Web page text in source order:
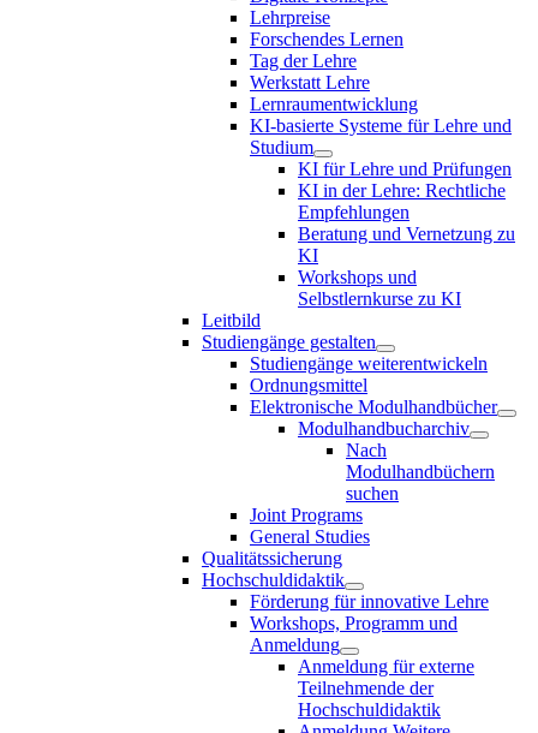
Lehrpreise
Forschendes Lernen
Tag der Lehre
Werkstatt Lehre
Lernraumentwicklung
KI-basierte Systeme für Lehre und
Studium
KI für Lehre und Prüfungen
KI in der Lehre: Rechtliche
Empfehlungen
Beratung und Vernetzung zu
KI
Workshops und
Selbstlernkurse zu KI
Leitbild
Studiengänge gestalten
Studiengänge weiterentwickeln
Ordnungsmittel
Elektronische Modulhandbücher
Modulhandbucharchiv
Nach
Modulhandbüchern
suchen
Joint Programs
General Studies
Qualitätssicherung
Hochschuldidaktik
Förderung für innovative Lehre
Workshops, Programm und
Anmeldung
Anmeldung für externe
Teilnehmende der
Hochschuldidaktik